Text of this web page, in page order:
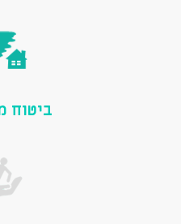
ביטוח